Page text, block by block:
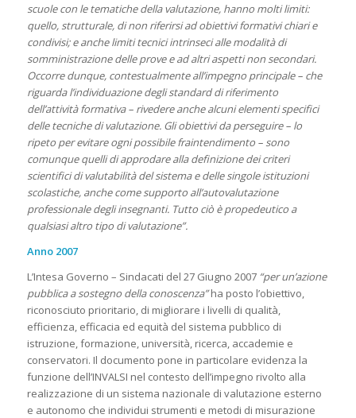
scuole con le tematiche della valutazione, hanno molti limiti:
quello, strutturale, di non riferirsi ad obiettivi formativi chiari e
condivisi; e anche limiti tecnici intrinseci alle modalità di
somministrazione delle prove e ad altri aspetti non secondari.
Occorre dunque, contestualmente all’impegno principale – che
riguarda l’individuazione degli standard di riferimento
dell’attività formativa – rivedere anche alcuni elementi specifici
delle tecniche di valutazione. Gli obiettivi da perseguire – lo
ripeto per evitare ogni possibile fraintendimento – sono
comunque quelli di approdare alla definizione dei criteri
scientifici di valutabilità del sistema e delle singole istituzioni
scolastiche, anche come supporto all’autovalutazione
professionale degli insegnanti. Tutto ciò è propedeutico a
qualsiasi altro tipo di valutazione”.
Anno 2007
L’Intesa Governo – Sindacati del 27 Giugno 2007 “per un’azione
pubblica a sostegno della conoscenza”ha posto l’obiettivo,
riconosciuto prioritario, di migliorare i livelli di qualità,
efficienza, efficacia ed equità del sistema pubblico di
istruzione, formazione, università, ricerca, accademie e
conservatori. Il documento pone in particolare evidenza la
funzione dell’INVALSI nel contesto dell’impegno rivolto alla
realizzazione di un sistema nazionale di valutazione esterno
e autonomo che individui strumenti e metodi di misurazione